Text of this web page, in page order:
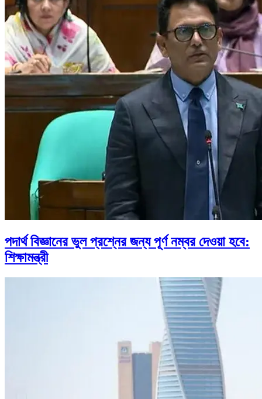
পদার্থ বিজ্ঞানের ভুল প্রশ্নের জন্য পূর্ণ নম্বর দেওয়া হবে:
শিক্ষামন্ত্রী